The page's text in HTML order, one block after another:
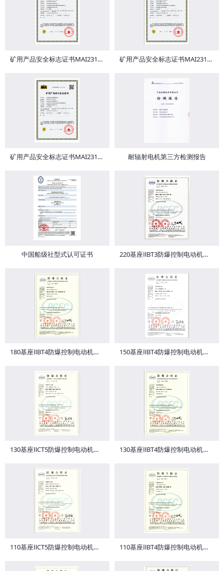
矿用产品安全标志证书MAI231923 矿用产品安全标志证书MAI231922
矿用产品安全标志证书MAI231086 耐辐射电机第三方检测报告
中国船级社型式认可证书 220基座ⅡBT3防爆控制电动机证书
180基座ⅡBT4防爆控制电动机证书 150基座ⅡBT4防爆控制电动机证书
130基座ⅡCT5防爆控制电动机证书 130基座ⅡBT4防爆控制电动机证书
110基座ⅡCT5防爆控制电动机证书 110基座ⅡBT4防爆控制电动机证书